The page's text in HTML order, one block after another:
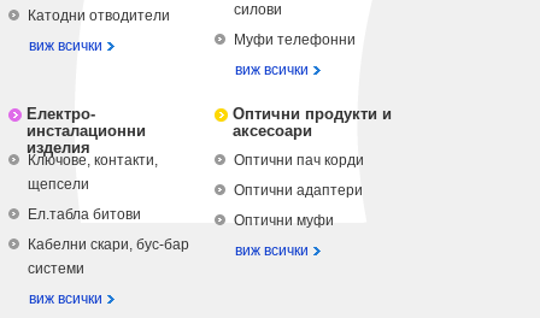
Катодни отводители
виж всички
силови
Муфи телефонни
виж всички
Електро-
инсталационни
изделия
Ключове, контакти,
щепсели
Ел.табла битови
Кабелни скари, бус-бар
системи
виж всички
Оптични продукти и
аксесоари
Оптични пач корди
Оптични адаптери
Оптични муфи
виж всички